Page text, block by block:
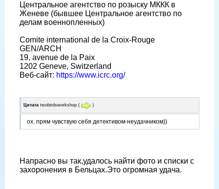
Центральное агентство по розыску МККК в
Женеве (бывшее Центральное агентство по
делам военнопленных)
Comite international de la Croix-Rouge
GEN/ARCH
19, avenue de la Paix
1202 Geneve, Switzerland
Веб-сайт: https://www.icrc.org/
Цитата twobirdsworkshop ( )
ох. прям чувствую себя детективом-неудачником))
Напрасно вы так,удалось найти фото и списки с
захоронения в Бельцах.Это огромная удача.